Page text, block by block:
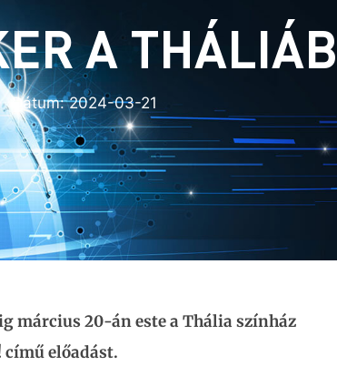
A
Dátum:2024-03-21
március 20-án este a Thália színház
előadást.